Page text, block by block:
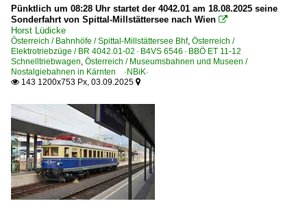
Pünktlich um 08:28 Uhr startet der 4042.01 am 18.08.2025 seine
Sonderfahrt von Spittal-Millstättersee nach Wien 
Horst Lüdicke
Österreich / Bahnhöfe / Spittal-Millstättersee Bhf, Österreich /
Elektrotriebzüge / BR 4042.01-02 · B4VS 6546 · BBÖ ET 11-12
Schnelltriebwagen, Österreich / Museumsbahnen und Museen /
Nostalgiebahnen in Kärnten ·NBiK·
 143 1200x753 Px, 03.09.2025 